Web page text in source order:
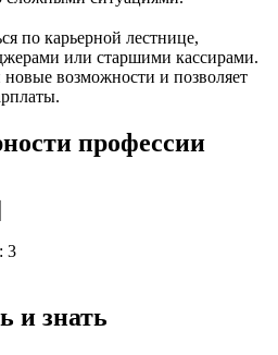
по карьерной лестнице,
или старшими кассирами.
возможности и позволяет
профессии
3
и знать